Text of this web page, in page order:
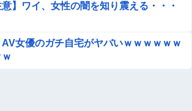
意】ワイ、女性の闇を知り震える・・・
AV女優のガチ自宅がヤバいｗｗｗｗｗｗ